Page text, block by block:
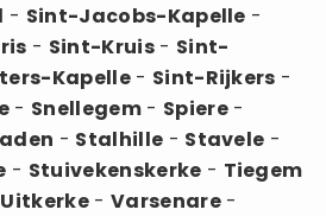
- Sint-Jacobs-Kapelle -
- Sint-Kruis- Sint-
Kapelle- Sint-Rijkers -
- Snellegem- Spiere-
- Stalhille - Stavele -
- Stuivekenskerke - Tiegem
Uitkerke - Varsenare-